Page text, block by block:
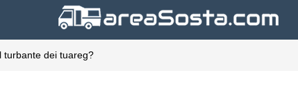
turbante dei tuareg?